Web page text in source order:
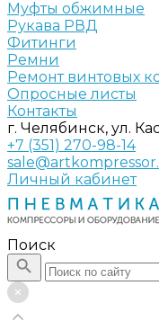
Муфты обжимные
Рукава РВД
Фитинги
Ремни
Ремонт винтовых
Опросные листы
Контакты
г. Челябинск, ул.
+7 (351) 270-98-14
Личный кабинет
Поиск